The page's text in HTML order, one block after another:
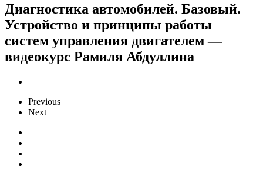
Диагностика автомобилей. Базовый.
Устройство и принципы работы
систем управления двигателем —
видеокурс Рамиля Абдуллина
Previous
Next